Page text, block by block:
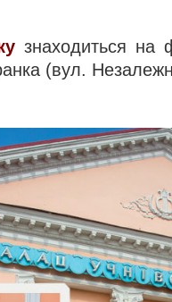
знаходиться на
Франка